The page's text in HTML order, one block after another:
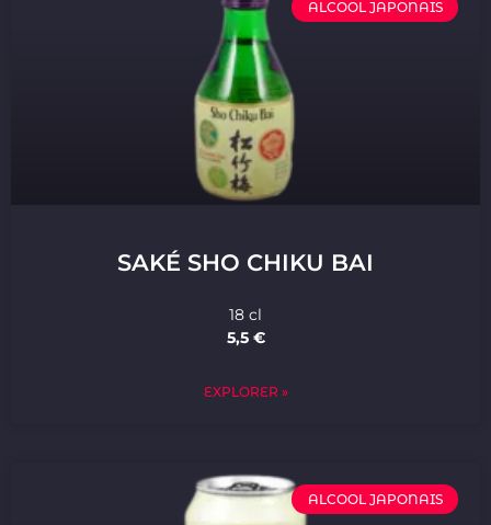
ALCOOL JAPONAIS
SAKÉ SHO CHIKU BAI
18 cl
5,5 €
EXPLORER »
ALCOOL JAPONAIS